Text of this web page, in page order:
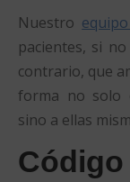
Nuestro
pacientes, si
contrario, que
forma no solo
sino a ellas